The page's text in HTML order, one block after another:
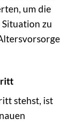
um die
zu
stehst, ist